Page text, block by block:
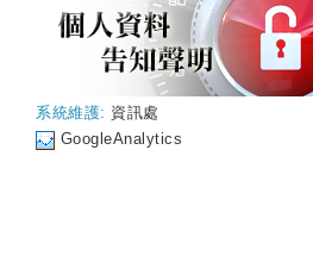
系統維護: 資訊處
GoogleAnalytics